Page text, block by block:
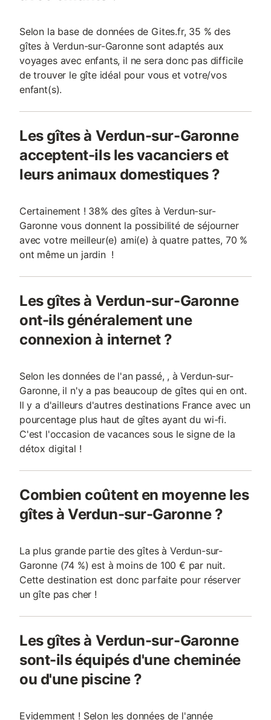
Selon la base de données de Gites.fr, 35 % des
gîtes à Verdun-sur-Garonne sont adaptés aux
voyages avec enfants, il ne sera donc pas difficile
de trouver le gîte idéal pour vous et votre/vos
enfant(s).
Les gîtes à Verdun-sur-Garonne
acceptent-ils les vacanciers et
leurs animaux domestiques ?
Certainement ! 38% des gîtes à Verdun-sur-
Garonne vous donnent la possibilité de séjourner
avec votre meilleur(e) ami(e) à quatre pattes, 70 %
ont même un jardin !
Les gîtes à Verdun-sur-Garonne
ont-ils généralement une
connexion à internet ?
Selon les données de l'an passé, , à Verdun-sur-
Garonne, il n'y a pas beaucoup de gîtes qui en ont.
Il y a d'ailleurs d'autres destinations France avec un
pourcentage plus haut de gîtes ayant du wi-fi.
C'est l'occasion de vacances sous le signe de la
détox digital !
Combien coûtent en moyenne les
gîtes à Verdun-sur-Garonne ?
La plus grande partie des gîtes à Verdun-sur-
Garonne (74 %) est à moins de 100 € par nuit.
Cette destination est donc parfaite pour réserver
un gîte pas cher !
Les gîtes à Verdun-sur-Garonne
sont-ils équipés d'une cheminée
ou d'une piscine ?
Evidemment ! Selon les données de l'année